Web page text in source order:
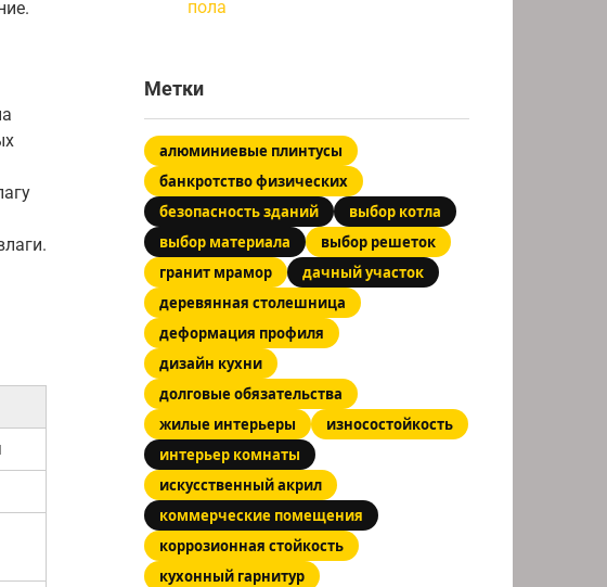
пола
Метки
алюминиевые плинтусы
банкротство физических
безопасность зданий
выбор котла
выбор материала
выбор решеток
гранит мрамор
дачный участок
деревянная столешница
деформация профиля
дизайн кухни
долговые обязательства
жилые интерьеры
износостойкость
интерьер комнаты
искусственный акрил
коммерческие помещения
коррозионная стойкость
кухонный гарнитур